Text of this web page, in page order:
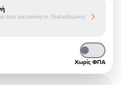
σου αυτοκίνητο. Ξεκλειδώνεις
Χωρίς ΦΠΑ